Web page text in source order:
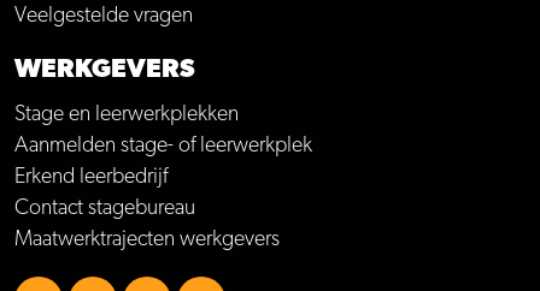
Veelgestelde vragen
WERKGEVERS
Stage en leerwerkplekken
Aanmelden stage- of leerwerkplek
Erkend leerbedrijf
Contact stagebureau
Maatwerktrajecten werkgevers